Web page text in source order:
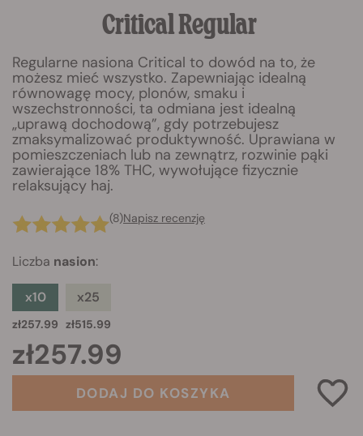
Critical Regular
Regularne nasiona Critical to dowód na to, że
możesz mieć wszystko. Zapewniając idealną
równowagę mocy, plonów, smaku i
wszechstronności, ta odmiana jest idealną
„uprawą dochodową”, gdy potrzebujesz
zmaksymalizować produktywność. Uprawiana w
pomieszczeniach lub na zewnątrz, rozwinie pąki
zawierające 18% THC, wywołujące fizycznie
relaksujący haj.
(8)Napisz recenzję
Liczba nasion:
x10
zł257.99
x25
zł515.99
zł257.99
DODAJ DO KOSZYKA